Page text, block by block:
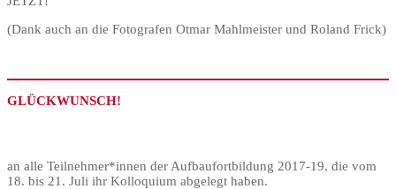
(Dank auch an die Fotografen Otmar Mahlmeister und Roland Frick)
GLÜCKWUNSCH!
an alle Teilnehmer*innen der Aufbaufortbildung 2017-19, die vom
18. bis 21. Juli ihr Kolloquium abgelegt haben.